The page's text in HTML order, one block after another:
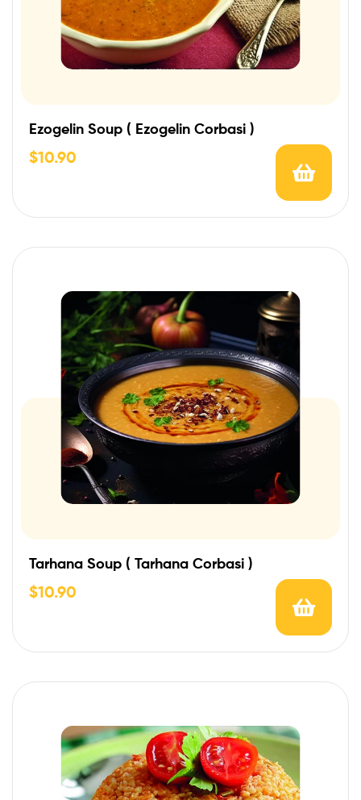
Ezogelin Soup ( Ezogelin Corbasi )
$10.90
Tarhana Soup ( Tarhana Corbasi )
$10.90